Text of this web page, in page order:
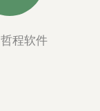
哲程软件